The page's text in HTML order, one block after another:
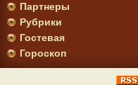
Партнеры
Рубрики
Гостевая
Гороскоп